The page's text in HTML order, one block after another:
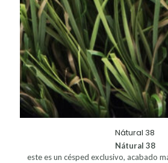
Nátural 38
Nátural 38
este es un césped exclusivo, acabado